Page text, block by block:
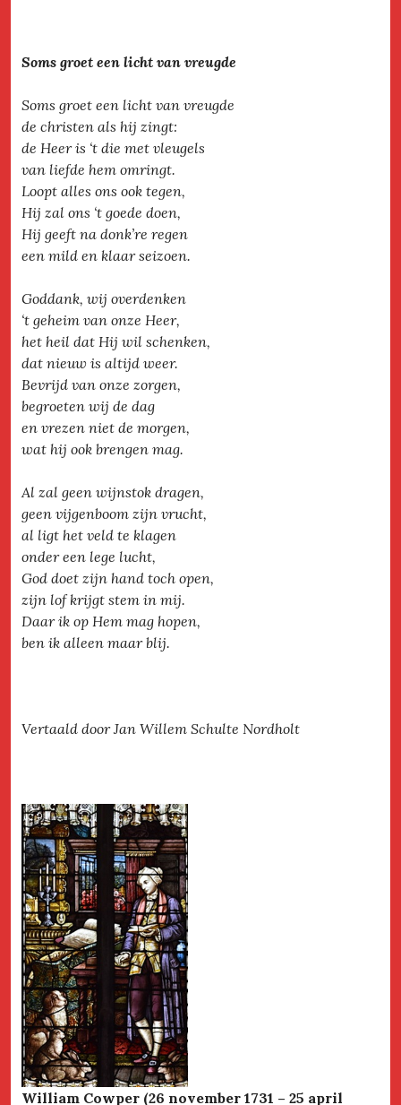
Soms groet een licht van vreugde
Soms groet een licht van vreugde
de christen als hij zingt:
de Heer is ‘t die met vleugels
van liefde hem omringt.
Loopt alles ons ook tegen,
Hij zal ons ‘t goede doen,
Hij geeft na donk’re regen
een mild en klaar seizoen.
Goddank, wij overdenken
‘t geheim van onze Heer,
het heil dat Hij wil schenken,
dat nieuw is altijd weer.
Bevrijd van onze zorgen,
begroeten wij de dag
en vrezen niet de morgen,
wat hij ook brengen mag.
Al zal geen wijnstok dragen,
geen vijgenboom zijn vrucht,
al ligt het veld te klagen
onder een lege lucht,
God doet zijn hand toch open,
zijn lof krijgt stem in mij.
Daar ik op Hem mag hopen,
ben ik alleen maar blij.
Vertaald door Jan Willem Schulte Nordholt
William Cowper (26 november 1731 – 25 april